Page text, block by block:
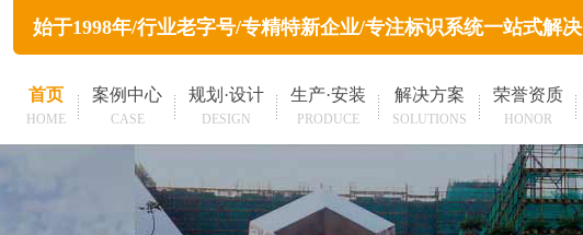
始于1998年/行业老字号/专精特新企业/专注标识系统一站式解决
首页
HOME
案例中心
CASE
规划·设计
DESIGN
生产·安装
PRODUCE
解决方案
SOLUTIONS
荣誉资质
HONOR